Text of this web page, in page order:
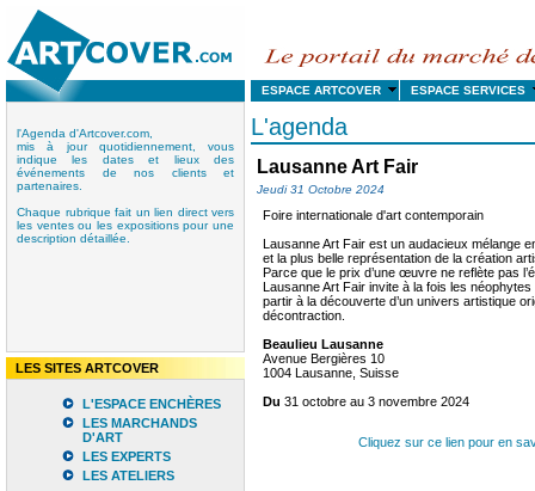
ESPACE ARTCOVER ESPACE
l'Agenda d'Artcover.com,
mis à jour quotidiennement, vous
indique les dates et lieux des
événements de nos clients et
partenaires.
Chaque rubrique fait un lien direct vers
les ventes ou les expositions pour une
description détaillée.
LES SITES ARTCOVER
L'ESPACE ENCHÈRES
LES MARCHANDS
D'ART
LES EXPERTS
LES ATELIERS
L'agenda
Lausanne Art Fair
Jeudi 31 Octobre 2024
Foire internationale d'art contemporain
Lausanne Art Fair est un audacieux mélange
et la plus belle représentation de la création
Parce que le prix d’une œuvre ne reflète pas
Lausanne Art Fair invite à la fois les
partir à la découverte d’un univers artistique
décontraction.
Beaulieu Lausanne
Avenue Bergières 10
1004 Lausanne, Suisse
Du 31 octobre au 3 novembre 2024
Cliquez sur ce lien pour en